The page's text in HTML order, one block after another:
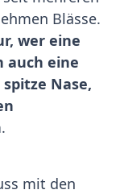
Blässe.
wer eine
auch eine
Nase,
.
mit den